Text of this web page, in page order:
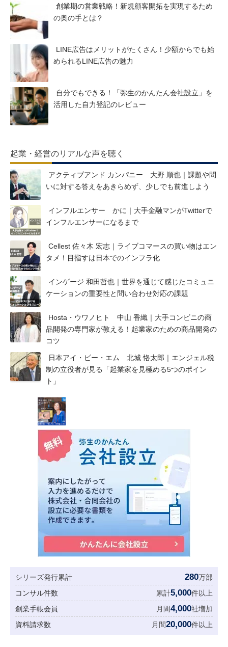
創業期の営業戦略！新規顧客開拓を実現するため
の奥の手とは？
LINE広告はメリットがたくさん！少額からでも始
められるLINE広告の魅力
自分でもできる！「弥生のかんたん会社設立」を
活用した自力登記のレビュー
起業・経営のリアルな声を聴く
アクティブアンド カンパニー ⼤野 順也｜課題や問
いに対する答えをあきらめず、少しでも前進しよう
インフルエンサー かに｜大手金融マンがTwitterで
インフルエンサーになるまで
Cellest 佐々木 宏志｜ライブコマースの買い物はエン
タメ！目指すは日本でのインフラ化
インゲージ 和田哲也｜世界を通じて感じたコミュニ
ケーションの重要性と問い合わせ対応の課題
Hosta・ウワノヒト 中山 香織｜大手コンビニの商
品開発の専門家が教える！起業家のための商品開発の
コツ
日本アイ・ビー・エム 北城 恪太郎｜エンジェル税
制の立役者が見る「起業家を見極める5つのポイン
ト」
シリーズ発行累計 280万部
コンサル件数
累計5,000件以上
創業手帳会員
月間4,000社増加
資料請求数
月間20,000件以上